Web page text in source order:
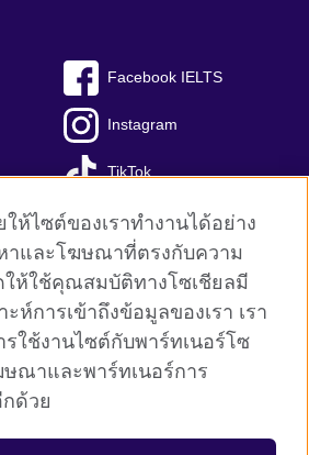
Facebook IELTS
Instagram
TikTok
sale
ให้ไซต์ของเราทำงานได้อย่าง
าและโฆษณาที่ตรงกับความ
ให้ใช้คุณสมบัติทางโซเชียลมี
ะห์การเข้าถึงข้อมูลของเรา เรา
ใช้งานไซต์กับพาร์ทเนอร์โซ
ษณาและพาร์ทเนอร์การ
กด้วย